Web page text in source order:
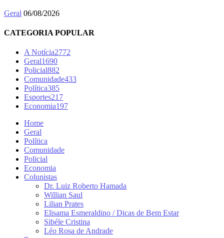
Geral 06/08/2026
CATEGORIA POPULAR
A Notícia2772
Geral1690
Policial882
Comunidade433
Política385
Esportes217
Economia197
Home
Geral
Política
Comunidade
Policial
Economia
Colunistas
Dr. Luiz Roberto Hamada
Willian Saul
Lilian Prates
Elisama Esmeraldino / Dicas de Bem Estar
Sibéle Cristina
Léo Rosa de Andrade